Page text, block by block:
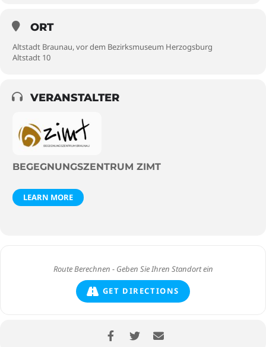
ORT
Altstadt Braunau, vor dem Bezirksmuseum Herzogsburg
Altstadt 10
VERANSTALTER
BEGEGNUNGSZENTRUM ZIMT
LEARN MORE
GET DIRECTIONS